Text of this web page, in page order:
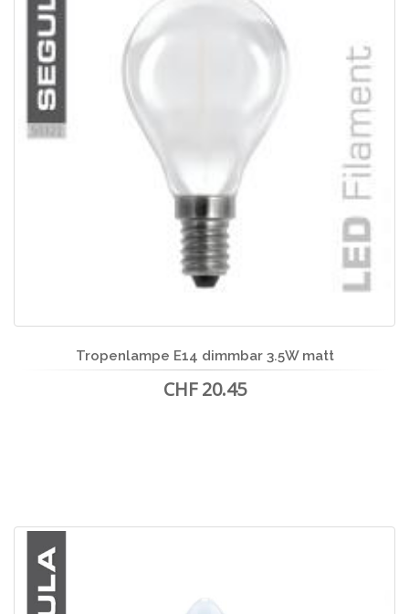
Tropenlampe E14 dimmbar 3.5W matt
CHF 20.45